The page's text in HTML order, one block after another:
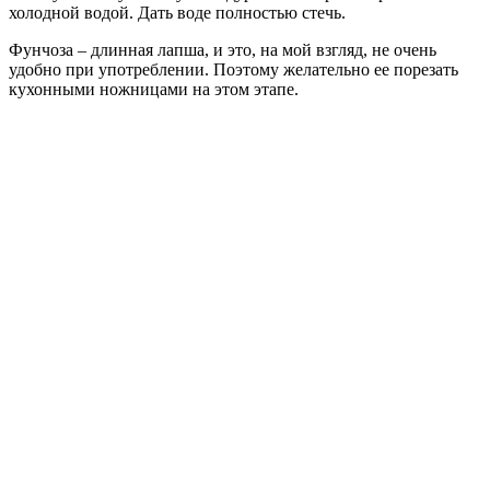
холодной водой. Дать воде полностью стечь.
Фунчоза – длинная лапша, и это, на мой взгляд, не очень
удобно при употреблении. Поэтому желательно ее порезать
кухонными ножницами на этом этапе.